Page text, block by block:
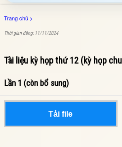
Trang chủ >
Thời gian đăng: 11/11/2024
Tài liệu kỳ họp thứ 12 (kỳ họp
Lần 1 (còn bổ sung)
Tải file